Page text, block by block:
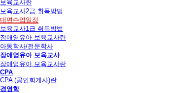
보육교사란
보육교사2급 취득방법
대면수업일정
보육교사1급 취득방법
장애영유아 보육교사란
아동학사/전문학사
장애영유아 보육교사
장애영유아 보육교사란
CPA
CPA (공인회계사)란
경영학